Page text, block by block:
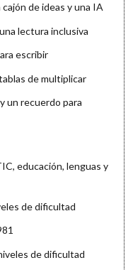
de ideas y una IA
lectura inclusiva
escribir
de multiplicar
un recuerdo para
educación, lenguas y
de dificultad
de dificultad